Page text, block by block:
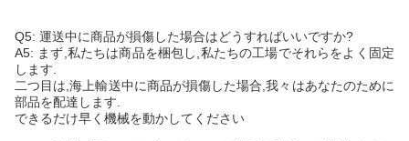
Q5: 運送中に商品が損傷した場合はどうすればいいですか?
A5: まず,私たちは商品を梱包し,私たちの工場でそれらをよく固定
します.
二つ目は,海上輸送中に商品が損傷した場合,我々はあなたのために
部品を配達します.
できるだけ早く機械を動かしてください